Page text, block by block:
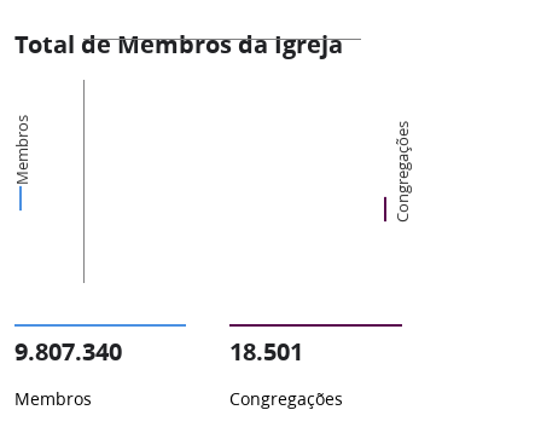
Total de Membros da Igreja
Membros Congregações
9.807.340
Membros
18.501
Congregações